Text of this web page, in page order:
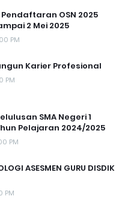
OSN 2025
2 Mei 2025
PM
Karier Profesional
PM
SMA Negeri 1
Pelajaran 2024/2025
PM
ASESMEN GURU DISDIK
PM